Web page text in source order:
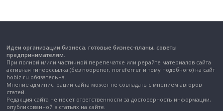
Идеи организации бизнеса, готовые бизнес-планы, советы
предпринимателям.
При полной и/или частичной перепечатке или рерайте материалов сайта
активная гиперссылка (без noopener, noreferrer и тому подобного) на сайт
hobiz.ru обязательна.
Мнение администрации сайта может не совпадать с мнением авторов
статей.
Редакция сайта не несет ответственности за достоверность информации,
опубликованной в статьях на сайте.